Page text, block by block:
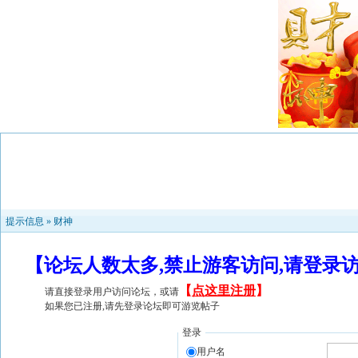
提示信息 » 财神
【论坛人数太多,禁止游客访问,请登
请直接登录用户访问论坛，或请 【 点这里注册】
如果您已注册,请先登录论坛即可游览帖子
登录
用户名